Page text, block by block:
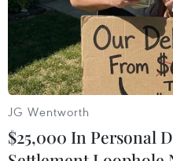
Theo dõi VietnamPlus
JG Wentworth
$25,000 In Personal